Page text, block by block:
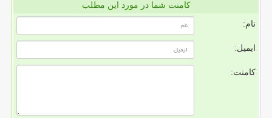
کامنت شما در مورد این مطلب
نام:
ایمیل:
کامنت: